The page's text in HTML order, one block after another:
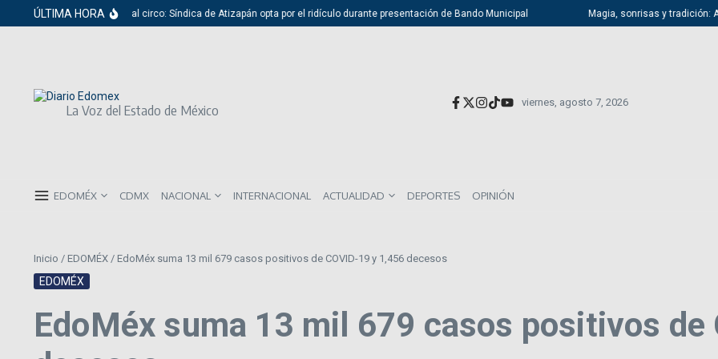
Saltar al contenido
ÚLTIMA HORA
Del cabildo al circo: Síndica de Atizapán opta por el ridículo durante presentación de Bando Municipal Magia, sonrisas y tradición:
La Voz del Estado de México viernes, agosto 7, 2026
EDOMÉX CDMX NACIONAL INTERNACIONAL ACTUALIDAD DEPORTES OPINIÓN
Inicio / EDOMÉX / EdoMéx suma 13 mil 679 casos positivos de COVID-19 y 1,456 decesos
EDOMÉX
EdoMéx suma 13 mil 679 casos positivos de